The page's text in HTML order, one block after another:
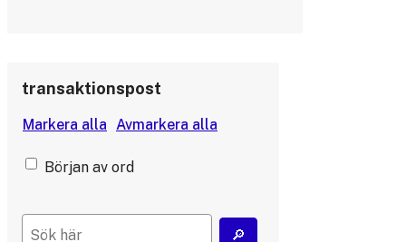
transaktionspost
Början av ord